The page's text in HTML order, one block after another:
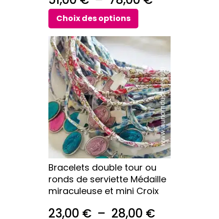
prix :
51,00 €
à
78,00 €
Choix des options
produit
Bracelets double tour ou
ronds de serviette Médaille
miraculeuse et mini Croix
23,00 € – 28,00 €Plage
Ce
produit
a
plusieurs
variations.
Les
options
peuvent
être
choisies
sur
la
page
du
produit